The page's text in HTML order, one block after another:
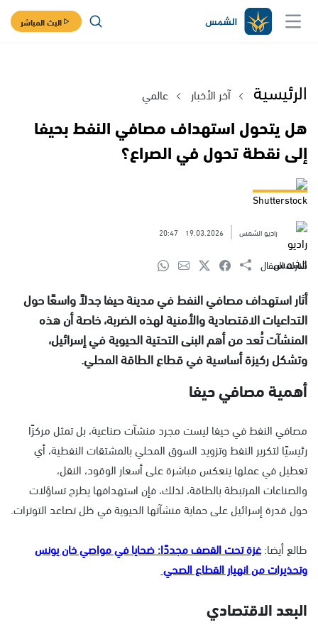
البث المباشر
الرئيسية آخر الأخبار عالمي
هل يتحول استهداف مصافي النفط بحيفا
إلى نقطة تحول في الصراع؟
Shutterstock
راديو الشمس 19.03.2026
20:47
شارك المقال
أثار استهداف مصافي النفط في مدينة حيفا جدلاً واسعًا حول
التداعيات الاقتصادية والأمنية لهذه الضربة، خاصة أن هذه
المنشآت تُعد من أهم البنى التحتية الحيوية في إسرائيل،
وتشكل ركيزة أساسية في قطاع الطاقة المحلي.
أهمية مصافي حيفا
مصافي النفط في حيفا ليست مجرد منشآت صناعية، بل تمثل مركزًا
رئيسيًا لتكرير النفط وتزويد السوق المحلي بالمشتقات النفطية، أي
تعطيل في عملها ينعكس مباشرة على أسعار الوقود، النقل،
والصناعات المرتبطة بالطاقة، لذلك، فإن استهدافها يطرح تساؤلات
حول قدرة إسرائيل على حماية منشآتها الحيوية في ظل تصاعد التوترات.
طالع أيضا:غزة تحت القصف مجددًا: ضحايا في مواصي خان يونس
وتحذيرات من انهيار القطاع الصحي
البعد الاقتصادي